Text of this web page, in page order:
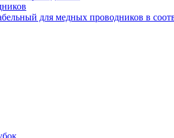
для медных проводников в